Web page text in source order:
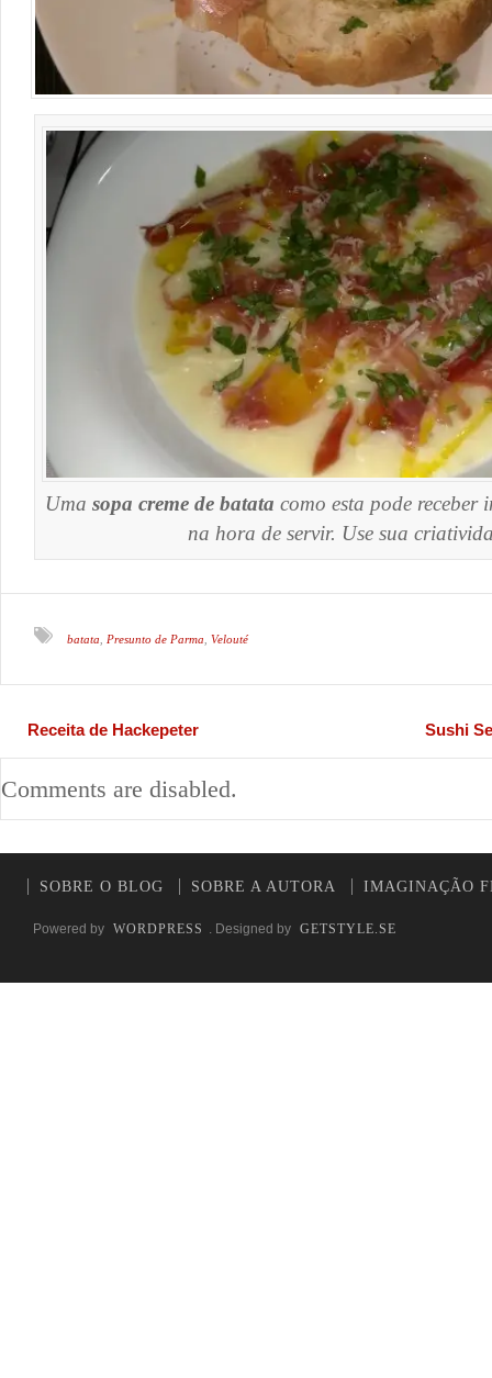
Uma sopa creme de batata como esta pode receber
na hora de servir. Use sua
batata, Presunto de Parma, Velouté
Receita de Hackepeter Sushi
Comments are disabled.
SOBRE O BLOG SOBRE A AUTORA IMAGINAÇÃO
Powered by WORDPRESS . Designed by GETSTYLE.SE